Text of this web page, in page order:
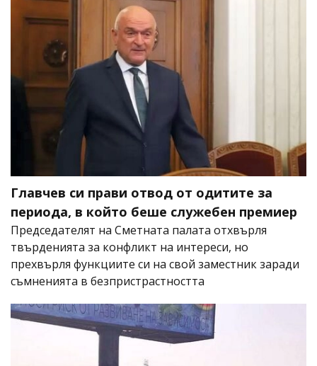
Главчев си прави отвод от одитите за
периода, в който беше служебен премиер
Председателят на Сметната палата отхвърля
твърденията за конфликт на интереси, но
прехвърля функциите си на свой заместник заради
съмненията в безпристрастността